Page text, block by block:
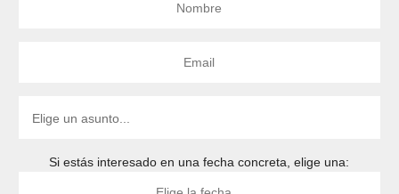
Si estás interesado en una fecha concreta, elige una: